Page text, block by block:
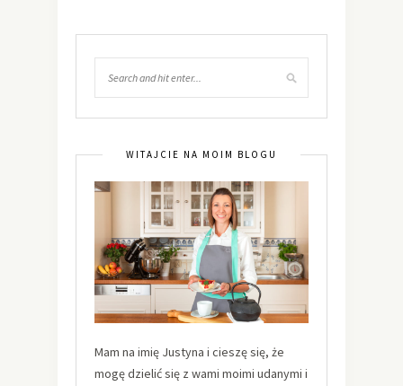
WITAJCIE NA MOIM BLOGU
Mam na imię Justyna i cieszę się, że
mogę dzielić się z wami moimi udanymi i